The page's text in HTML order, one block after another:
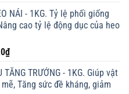
tại
là:
NÁI - 1KG. Tỷ lệ phối giống
cao tỷ lệ động dục của heo
₫Giá
tại
là:
TĂNG TRƯỞNG - 1KG. Giúp vật
Tăng sức đề kháng, giảm